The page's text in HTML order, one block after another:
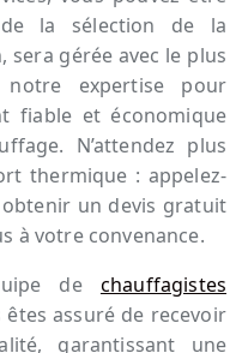
la sélection de la
sera gérée avec le plus
expertise pour
fiable et économique
N’attendez plus
thermique : appelez-
un devis gratuit
à votre convenance.
de chauffagistes
êtes assuré de recevoir
garantissant une